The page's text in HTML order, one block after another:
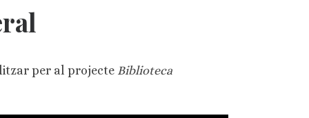
per al projecte Biblioteca